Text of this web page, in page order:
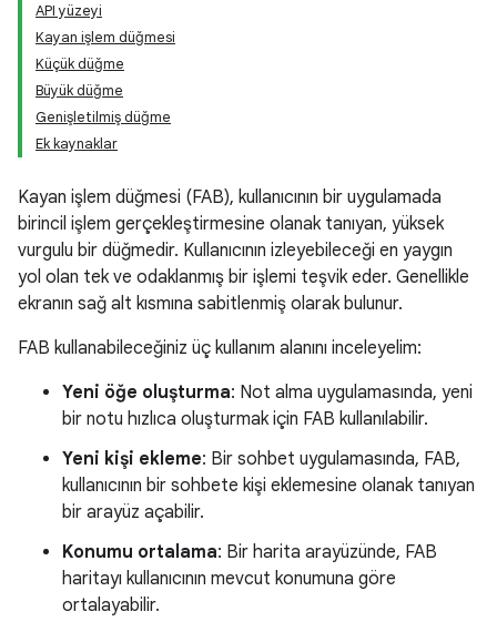
API yüzeyi
Kayan işlem düğmesi
Küçük düğme
Büyük düğme
Genişletilmiş düğme
Ek kaynaklar
Kayan işlem düğmesi (FAB), kullanıcının bir uygulamada
birincil işlem gerçekleştirmesine olanak tanıyan, yüksek
vurgulu bir düğmedir. Kullanıcının izleyebileceği en yaygın
yol olan tek ve odaklanmış bir işlemi teşvik eder. Genellikle
ekranın sağ alt kısmına sabitlenmiş olarak bulunur.
FAB kullanabileceğiniz üç kullanım alanını inceleyelim:
Yeni öğe oluşturma: Not alma uygulamasında, yeni
bir notu hızlıca oluşturmak için FAB kullanılabilir.
Yeni kişi ekleme: Bir sohbet uygulamasında, FAB,
kullanıcının bir sohbete kişi eklemesine olanak tanıyan
bir arayüz açabilir.
Konumu ortalama: Bir harita arayüzünde, FAB
haritayı kullanıcının mevcut konumuna göre
ortalayabilir.